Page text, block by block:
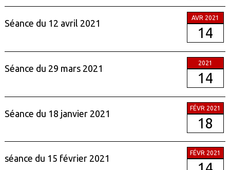
Séance du 12 avril 2021
AVR 2021
14
Séance du 29 mars 2021
2021
14
Séance du 18 janvier 2021
FÉVR 2021
18
séance du 15 février 2021
FÉVR 2021